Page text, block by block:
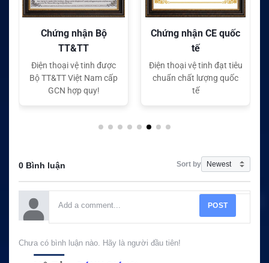
Chứng nhận Bộ
TT&TT
Điện thoại vệ tinh được
Bộ TT&TT Việt Nam cấp
GCN hợp quy!
Chứng nhận CE quốc
tế
Điện thoại vệ tinh đạt tiêu
chuẩn chất lượng quốc
tế
0 Bình luận Sort by
POST
Chưa có bình luận nào. Hãy là người đầu tiên!